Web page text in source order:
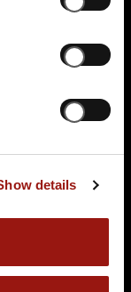
details
ESCAPE